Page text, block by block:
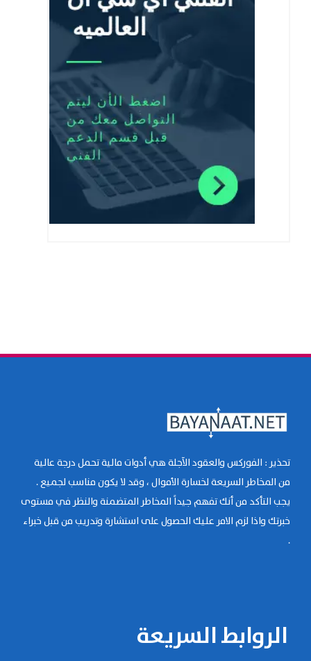
تحذير : الفوركس والعقود الآجلة هي أدوات مالية تحمل درجة عالية
من المخاطر السريعة لخسارة الأموال ، وقد لا يكون مناسب لجميع .
يجب التأكد من أنك تفهم جيداً المخاطر المتضمنة والنظر في مستوى
خبرتك واذا لزم الامر عليك الحصول على استشارة وتدريب من قبل خبراء
.
الروابط السريعة